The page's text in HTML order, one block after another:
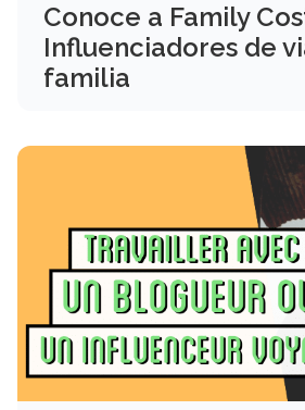
Conoce a Family
Influenciadores de
familia